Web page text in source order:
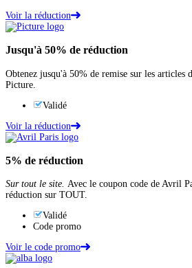
Voir la réduction
Jusqu'à 50% de réduction
Obtenez jusqu'à 50% de remise sur les articles
Picture.
Validé
Voir la réduction
5% de réduction
Sur tout le site. Avec le coupon code de Avril
réduction sur TOUT.
Validé
Code promo
Voir le code promo